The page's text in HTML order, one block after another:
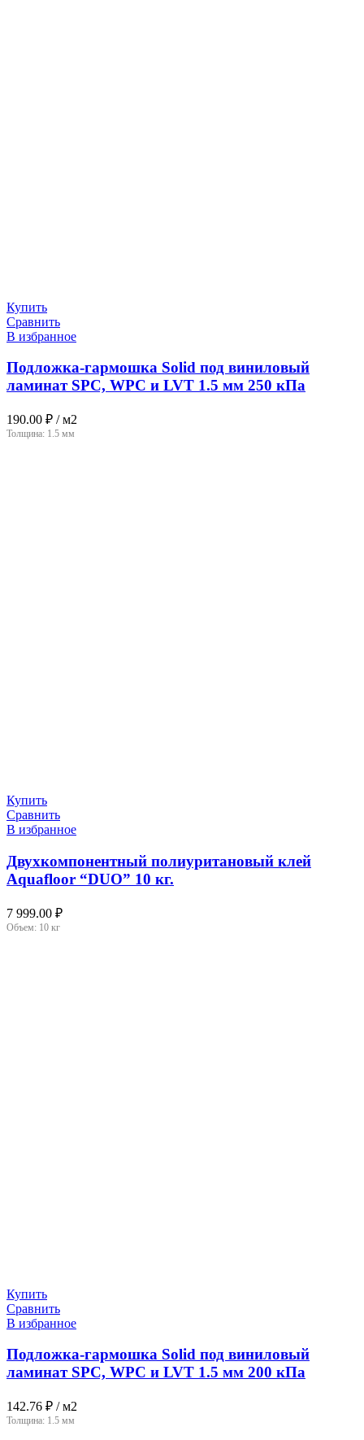
Купить
Сравнить
В избранное
Подложка-гармошка Solid под виниловый
ламинат SPC, WPC и LVT 1.5 мм 250 кПа
190.00 ₽ / м2
Толщина: 1.5 мм
Купить
Сравнить
В избранное
Двухкомпонентный полиуритановый клей
Aquafloor “DUO” 10 кг.
7 999.00 ₽
Объем: 10 кг
Купить
Сравнить
В избранное
Подложка-гармошка Solid под виниловый
ламинат SPC, WPC и LVT 1.5 мм 200 кПа
142.76 ₽ / м2
Толщина: 1.5 мм